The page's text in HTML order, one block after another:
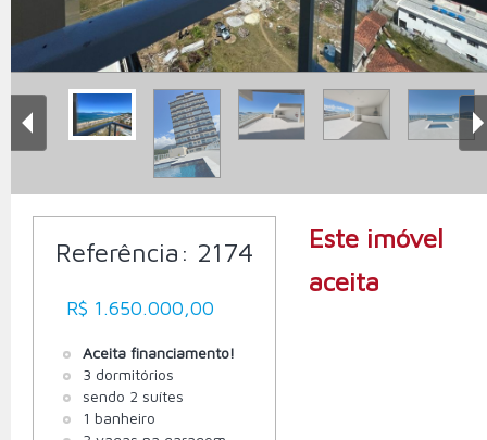
Referência: 2174
R$ 1.650.000,00
Aceita financiamento!
3 dormitórios
sendo 2 suítes
1 banheiro
Este imóvel
aceita